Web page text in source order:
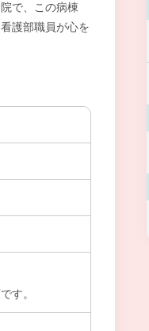
で、この病棟
護部職員が心を
す。